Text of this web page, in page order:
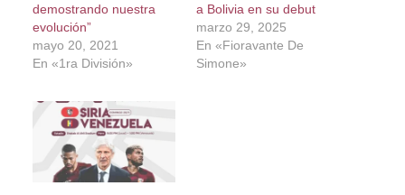
demostrando nuestra
evolución”
mayo 20, 2021
En «1ra División»
a Bolivia en su debut
marzo 29, 2025
En «Fioravante De
Simone»